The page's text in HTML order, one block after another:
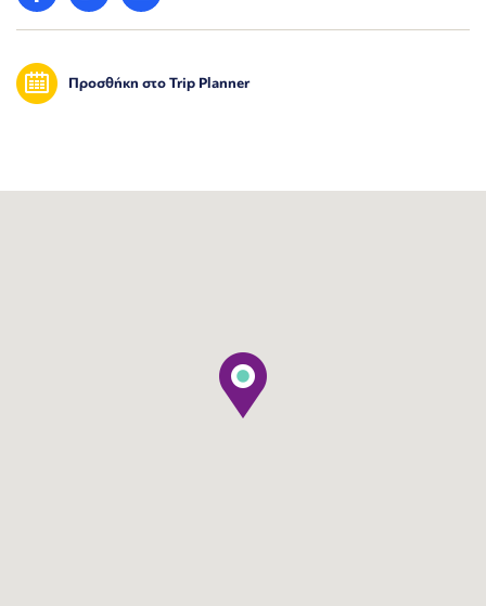
Προσθήκη στο Trip Planner